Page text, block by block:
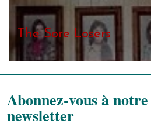
The Sore Losers
Abonnez-vous à notre
newsletter